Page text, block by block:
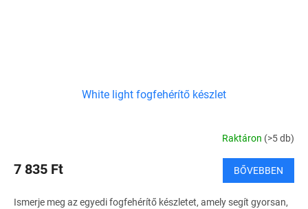
White light fogfehérítő készlet
Raktáron (>5 db)
7 835 Ft BŐVEBBEN
Ismerje meg az egyedi fogfehérítő készletet, amely segít gyorsan,